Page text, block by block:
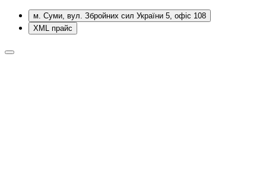
м. Суми, вул. Збройних сил України 5, офіс 108
XML прайс